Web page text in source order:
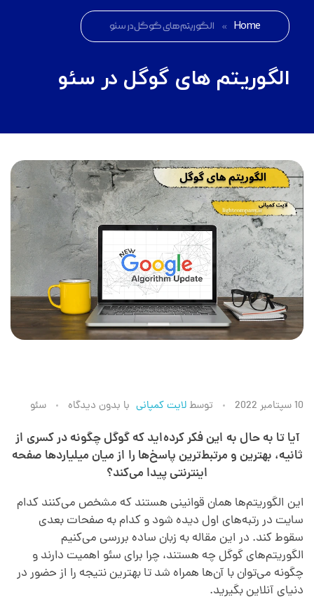
Home
» الگوریتم های گوگل در سئو
الگوریتم های گوگل در سئو
ا
ل
و
ر
10 سپتامبر 2022 توسطلایت کمپانی با بدون دیدگاه سئو
آیا تا به حال به این فکر کرده‌اید که گوگل چگونه در کسری از
ثانیه، بهترین و مرتبط‌ترین پاسخ‌ها را از میان میلیاردها صفحه
اینترنتی پیدا می‌کند؟
این الگوریتم‌ها همان قوانینی هستند که مشخص می‌کنند کدام
سایت در رتبه‌های اول دیده شود و کدام به صفحات بعدی
سقوط کند. در این مقاله به زبان ساده بررسی می‌کنیم
الگوریتم‌های گوگل چه هستند، چرا برای سئو اهمیت دارند و
چگونه می‌توان با آن‌ها همراه شد تا بهترین نتیجه را از حضور در
دنیای آنلاین بگیرید.